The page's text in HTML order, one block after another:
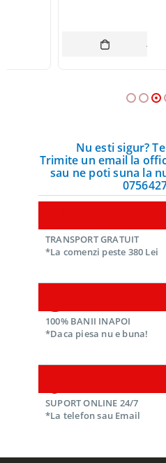
ADAUGĂ ÎN COȘ
Nu esti sigur?
Trimite un email la
sau ne poti suna la
TRANSPORT GRATUIT
*La comenzi peste 380 Lei
100% BANII INAPOI
*Daca piesa nu e buna!
SUPORT ONLINE 24/7
*La telefon sau Email